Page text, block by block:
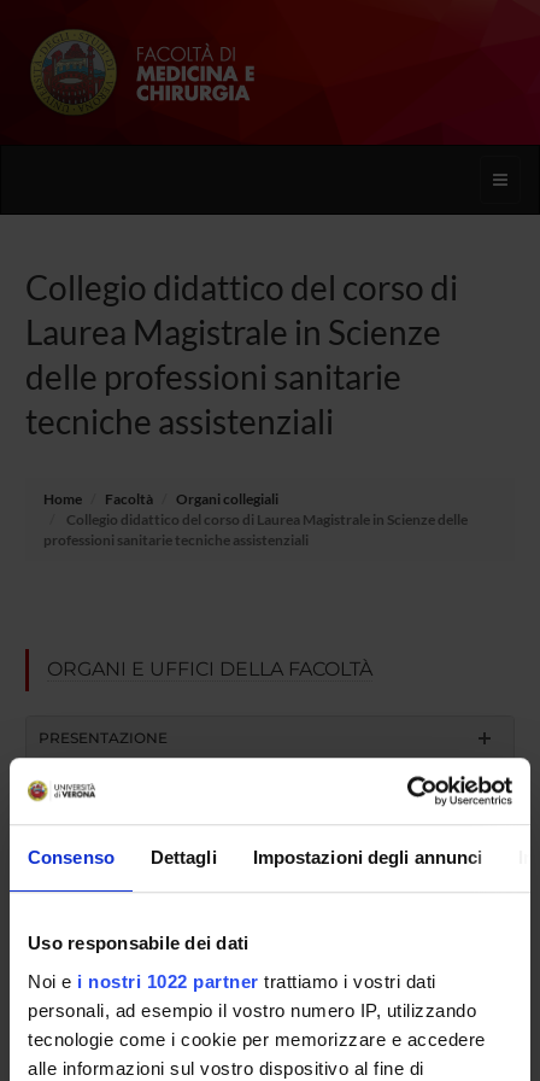
Consenso Dettagli Impostazioni degli annunci
Uso responsabile dei dati
Noi e i nostri 1022 partner trattiamo i vostri dati
personali, ad esempio il vostro numero IP, utilizzando
tecnologie come i cookie per memorizzare e accedere
alle informazioni sul vostro dispositivo al fine di
Toggle
Collegio didattico del corso di
Laurea Magistrale in Scienze
delle professioni sanitarie
tecniche assistenziali
Home Facoltà
Organi collegiali
Collegio didattico del corso di Laurea Magistrale in Scienze delle
professioni sanitarie tecniche assistenziali
ORGANI E UFFICI DELLA FACOLTÀ
PRESENTAZIONE
GOVERNANCE DELLA FACOLTÀ
Presidente
Collegio didattico
Segreteria
Segreterie didattiche dei Corsi di studio di Area Sanitaria - Sede di
Verona
Facoltà